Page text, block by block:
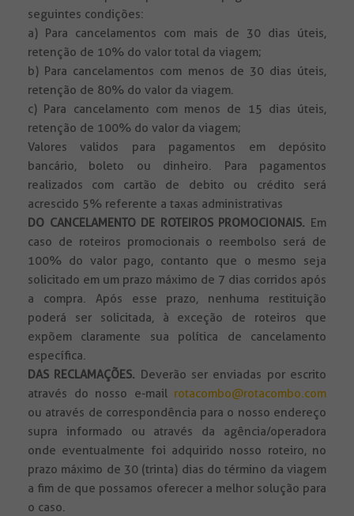
seguintes condições:
a) Para cancelamentos com mais de 30 dias úteis,
retenção de 10% do valor total da viagem;
b) Para cancelamentos com menos de 30 dias úteis,
retenção de 80% do valor da viagem.
c) Para cancelamento com menos de 15 dias úteis,
retenção de 100% do valor da viagem;
Valores validos para pagamentos em depósito
bancário, boleto ou dinheiro. Para pagamentos
realizados com cartão de debito ou crédito será
acrescido 5% referente a taxas administrativas
DO CANCELAMENTO DE ROTEIROS PROMOCIONAIS. Em
caso de roteiros promocionais o reembolso será de
100% do valor pago, contanto que o mesmo seja
solicitado em um prazo máximo de 7 dias corridos após
a compra. Após esse prazo, nenhuma restituição
poderá ser solicitada, à exceção de roteiros que
expõem claramente sua política de cancelamento
específica.
DAS RECLAMAÇÕES. Deverão ser enviadas por escrito
através do nosso e-mail rotacombo@rotacombo.com
ou através de correspondência para o nosso endereço
supra informado ou através da agência/operadora
onde eventualmente foi adquirido nosso roteiro, no
prazo máximo de 30 (trinta) dias do término da viagem
a fim de que possamos oferecer a melhor solução para
o caso.